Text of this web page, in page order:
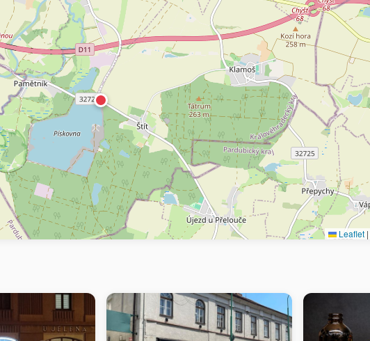
Leaflet |